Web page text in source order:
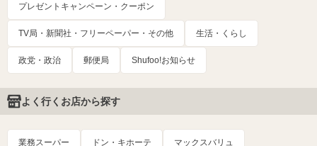
プレゼントキャンペーン・クーポン
TV局・新聞社・フリーペーパー・その他 生活・くらし
政党・政治 郵便局 Shufoo!お知らせ
よく行くお店から探す
業務スーパー ドン・キホーテ マックスバリュ